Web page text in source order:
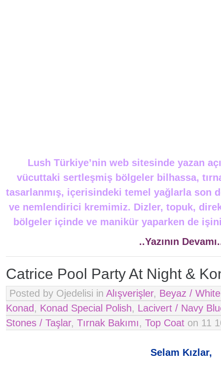
Lush Türkiye’nin web sitesinde yazan
vücuttaki sertleşmiş bölgeler bilhassa,
tasarlanmış, içerisindeki temel yağlarla son
ve nemlendirici kremimiz. Dizler, topuk,
bölgeler içinde ve manikür yaparken de
..Yazının
Catrice Pool Party At Night &
Posted by Ojedelisi in Alışverişler, Beyaz / White
Konad , Konad Special Polish, Lacivert / Navy
Stones / Taşlar, Tırnak Bakımı, Top Coat on 11
Selam Kızlar,